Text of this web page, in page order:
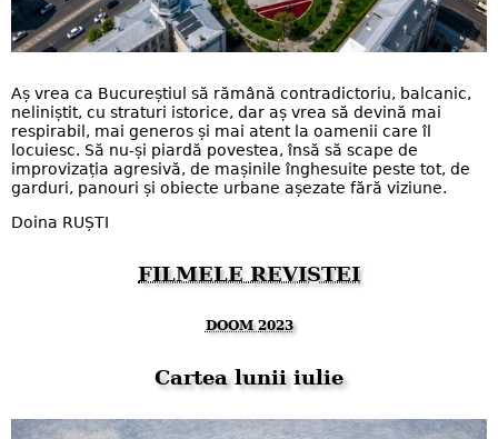
Aș vrea ca Bucureștiul să rămână contradictoriu, balcanic,
neliniștit, cu straturi istorice, dar aș vrea să devină mai
respirabil, mai generos și mai atent la oamenii care îl
locuiesc. Să nu-și piardă povestea, însă să scape de
improvizația agresivă, de mașinile înghesuite peste tot, de
garduri, panouri și obiecte urbane așezate fără viziune.
Doina RUȘTI
FILMELE REVISTEI
DOOM 2023
Cartea lunii iulie